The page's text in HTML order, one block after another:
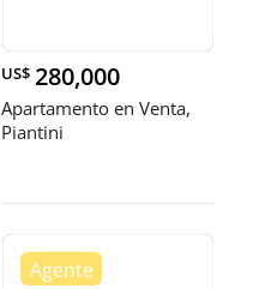
US$ 280,000
Apartamento en Venta,
Piantini